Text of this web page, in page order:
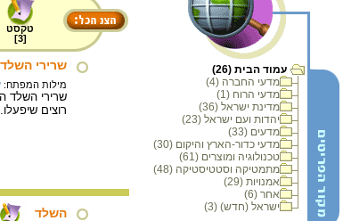
עמוד הבית (26)
מדעי החברה (4)
מדעי הרוח (1)
מדינת ישראל (36)
יהדות ועם ישראל (23)
מדעים (33)
מדעי כדור-הארץ והיקום (30)
טכנולוגיה ומוצרים (61)
מתמטיקה וסטטיסטיקה (48)
אמנויות (29)
אחר (6)
ישראל (חדש) (3)
טקסט
[
3
]
שרירי השלד
מילות המפתח:
שרירי השלד
רוצים שיפעלו.
השלד